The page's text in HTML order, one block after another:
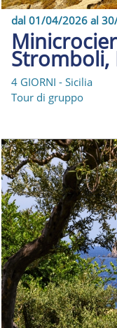
dal 01/04/2026 al
Stromboli,
4 GIORNI - Sicilia
Tour di gruppo